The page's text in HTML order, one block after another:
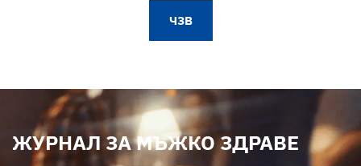
ЧЗВ
ЖУРНАЛ ЗА МЪЖКО ЗДРАВЕ